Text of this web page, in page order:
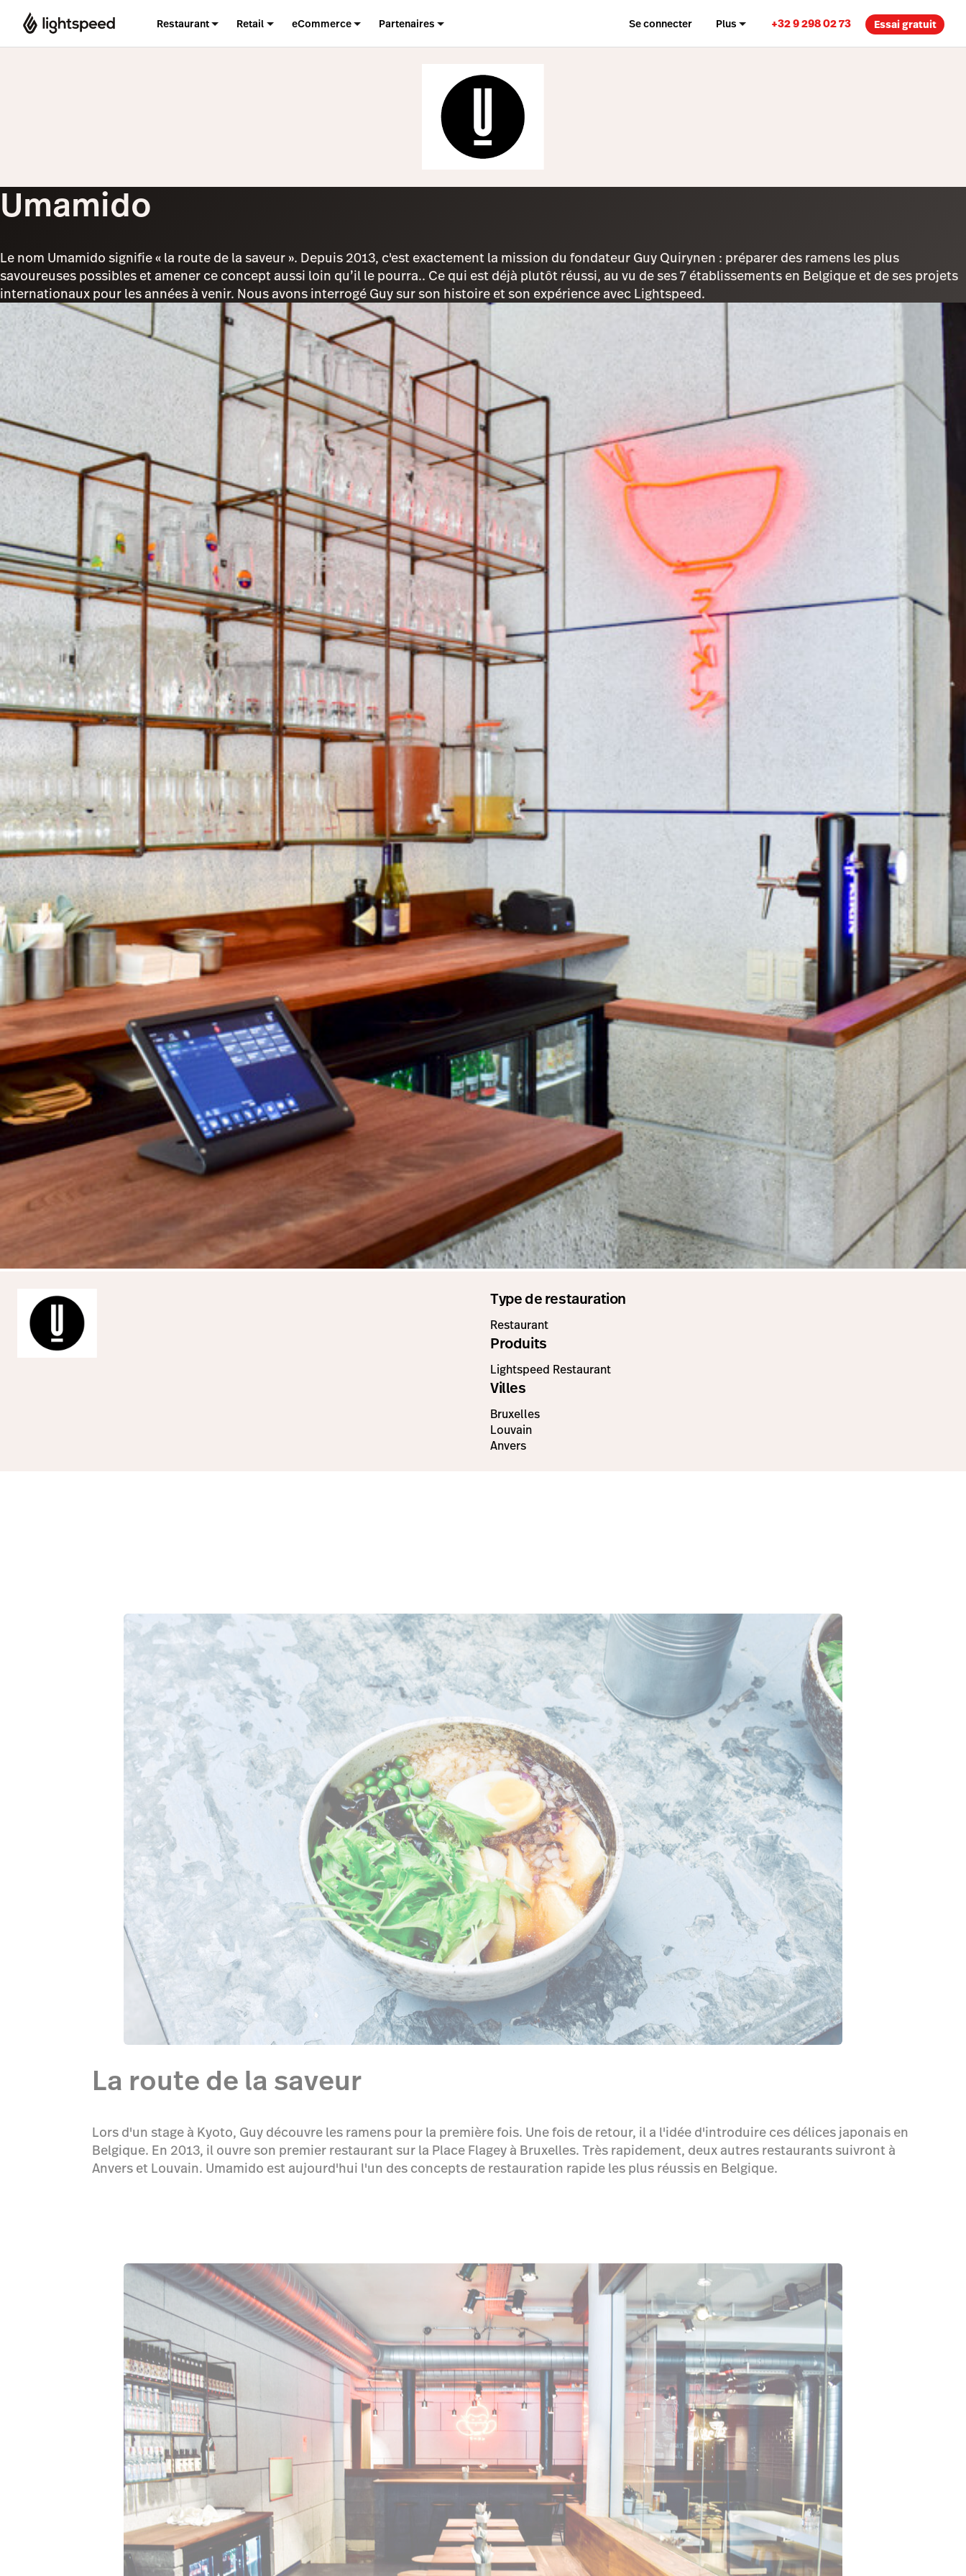
Restaurant Retail eCommerce Partenaires Se connecter Plus +32 9 298 02 73 Essai gratuit
Umamido
Le nom Umamido signifie « la route de la saveur ». Depuis 2013, c'est exactement la mission du fondateur Guy Quirynen : préparer des ramens les plus
savoureuses possibles et amener ce concept aussi loin qu’il le pourra.. Ce qui est déjà plutôt réussi, au vu de ses 7 établissements en Belgique et de ses projets
internationaux pour les années à venir. Nous avons interrogé Guy sur son histoire et son expérience avec Lightspeed.
Type de restauration
Restaurant
Produits
Lightspeed Restaurant
Villes
Bruxelles
Louvain
Anvers
La route de la saveur
Lors d'un stage à Kyoto, Guy découvre les ramens pour la première fois. Une fois de retour, il a l'idée d'introduire ces délices japonais en
Belgique. En 2013, il ouvre son premier restaurant sur la Place Flagey à Bruxelles. Très rapidement, deux autres restaurants suivront à
Anvers et Louvain. Umamido est aujourd'hui l'un des concepts de restauration rapide les plus réussis en Belgique.